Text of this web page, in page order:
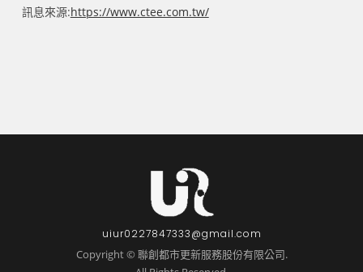
訊息來源:https://www.ctee.com.tw/
uiur0227847333@gmail.com
Copyright © 聯創都市更新服務股份有限公司.